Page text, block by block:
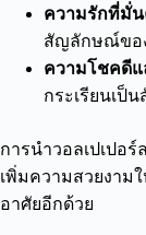
ความรักที่มั่น
สัญลักษณ์ขอ
ความโชคดี
กระเรียนเป็
การนำวอลเปเปอ
เพิ่มความสวยงาม
อาศัยอีกด้วย